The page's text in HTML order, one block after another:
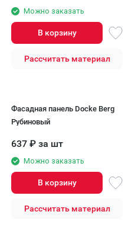
Можно заказать
В корзину
Рассчитать материал
Фасадная панель Docke Berg
Рубиновый
637 ₽ за шт
Можно заказать
В корзину
Рассчитать материал